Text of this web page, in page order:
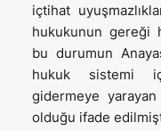
içtihat
hukukunun gereği
bu durumun
hukuk sistemi
gidermeye
olduğu ifade